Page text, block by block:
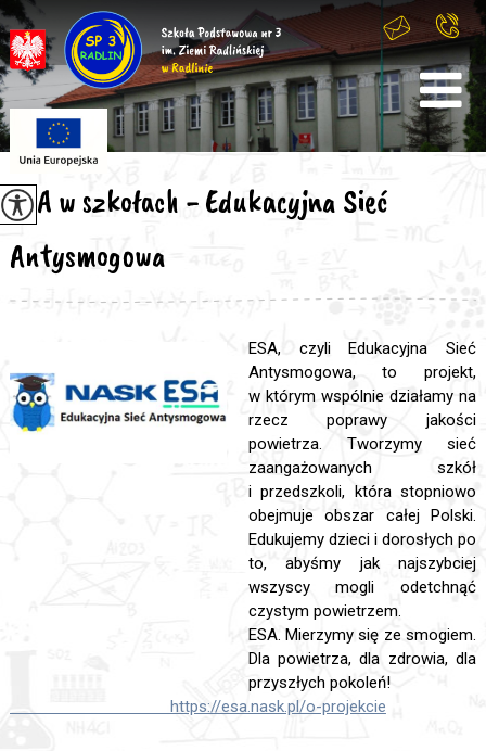
ESA w szkołach - Edukacyjna Sieć
Antysmogowa
ESA, czyli Edukacyjna Sieć
Antysmogowa, to projekt,
w którym wspólnie działamy na
rzecz poprawy jakości
powietrza. Tworzymy sieć
zaangażowanych szkół
i przedszkoli, która stopniowo
obejmuje obszar całej Polski.
Edukujemy dzieci i dorosłych po
to, abyśmy jak najszybciej
wszyscy mogli odetchnąć
czystym powietrzem.
ESA. Mierzymy się ze smogiem.
Dla powietrza, dla zdrowia, dla
przyszłych pokoleń!
https://esa.nask.pl/o-projekcie